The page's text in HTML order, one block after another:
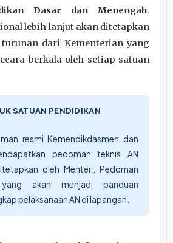
Dasar dan Menengah.
lebih lanjut akan ditetapkan
dari Kementerian yang
berkala oleh setiap satuan
SATUAN PENDIDIKAN
resmi Kemendikdasmen dan
pedoman teknis AN
oleh Menteri. Pedoman
akan menjadi panduan
pelaksanaan AN di lapangan.